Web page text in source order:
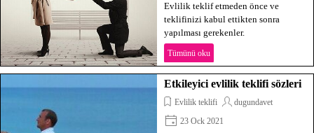
Evlilik teklif etmeden önce ve
teklifinizi kabul ettikten sonra
yapılması gerekenler.
Tümünü oku
Etkileyici evlilik teklifi sözleri
Evlilik teklifi
dugundavet
23 Ock 2021